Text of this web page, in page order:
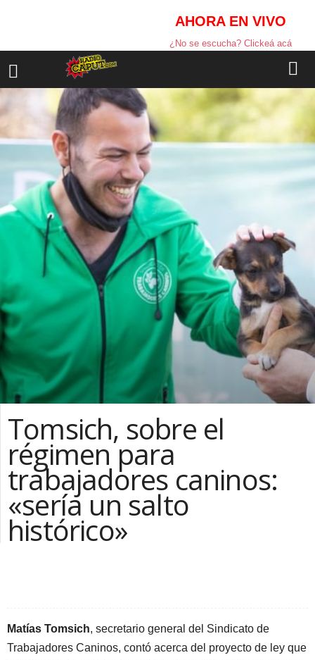
AHORA EN VIVO
¿No se escucha? Clickeá acá
Tomsich, sobre el
régimen para
trabajadores caninos:
«sería un salto
histórico»
Matías Tomsich, secretario general del Sindicato de
Trabajadores Caninos, contó acerca del proyecto de ley que